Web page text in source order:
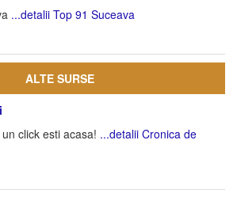
...detalii Top 91 Suceava
ALTE SURSE
click esti acasa! ...detalii Cronica de